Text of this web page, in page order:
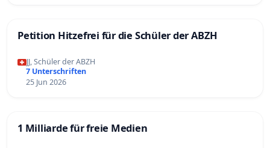
Petition Hitzefrei für die Schüler der ABZH
JJ, Schüler der ABZH
7 Unterschriften
25 Jun 2026
1 Milliarde für freie Medien